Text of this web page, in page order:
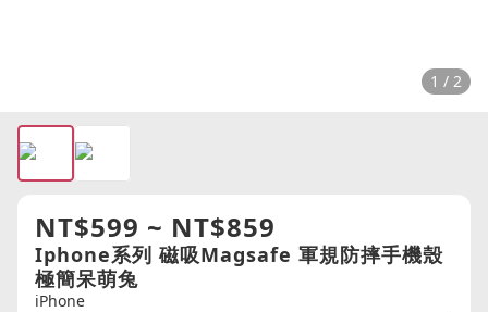
1 / 2
NT$599 ~ NT$859
Iphone系列 磁吸Magsafe 軍規防摔手機殼
極簡呆萌兔
iPhone